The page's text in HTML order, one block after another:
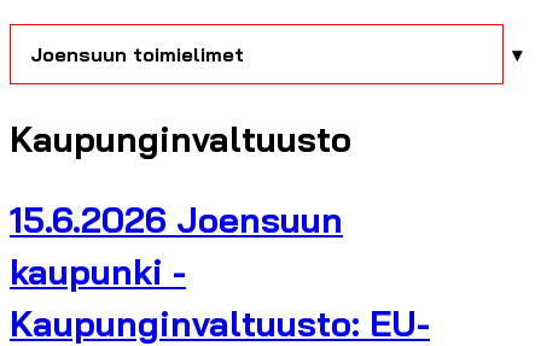
Joensuun toimielimet
Kaupunginvaltuusto
15.6.2026 Joensuun
kaupunki -
Kaupunginvaltuusto: EU-